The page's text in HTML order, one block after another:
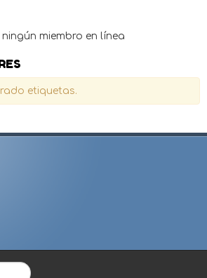
miembro en línea
etiquetas.